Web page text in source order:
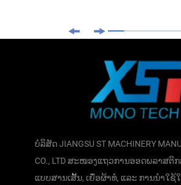
ບໍລິສັດ JIANGSU ST MACHINERY
CO., LTD ສະໜອງແຖວການອອດພລາສ
ແບບສານເສັ້ນ, ເຍື່ອຜ້າທໍ, ແລະ ການນຳໃຊ້